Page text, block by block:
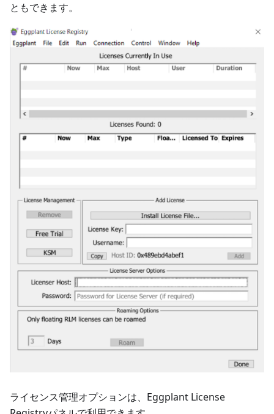
ともできます。
ライセンス管理オプションは、Eggplant License